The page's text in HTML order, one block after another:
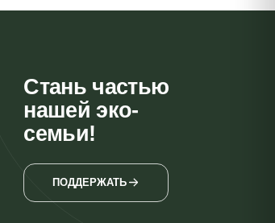
Стань частью
нашей эко-
семьи!
ПОДДЕРЖАТЬ